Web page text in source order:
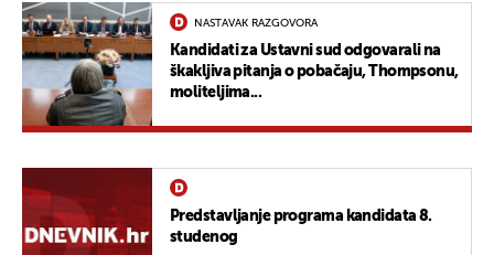
NASTAVAK RAZGOVORA
Kandidati za Ustavni sud odgovarali na
škakljiva pitanja o pobačaju, Thompsonu,
moliteljima...
Predstavljanje programa kandidata 8.
studenog